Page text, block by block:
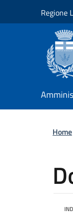
Regione
Home